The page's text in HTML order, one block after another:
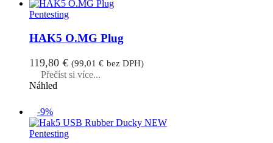
Pentesting
HAK5 O.MG Plug
119,80 € (99,01€ bez DPH)
Přečíst si více...
Náhled
-9%
Pentesting